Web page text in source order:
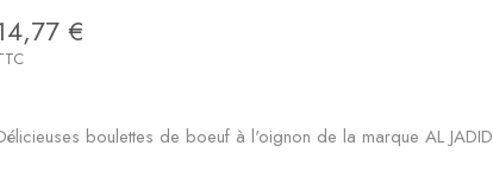
€
boulettes de boeuf à l'oignon de la marque AL JADID